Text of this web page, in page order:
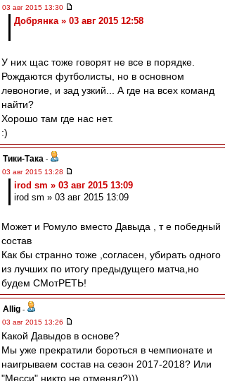
03 авг 2015 13:30
Добрянка » 03 авг 2015 12:58
У них щас тоже говорят не все в порядке.
Рождаются футболисты, но в основном
левоногие, и зад узкий... А где на всех команд
найти?
Хорошо там где нас нет.
:)
Тики-Така -
03 авг 2015 13:28
irod sm » 03 авг 2015 13:09
irod sm » 03 авг 2015 13:09
Может и Ромуло вместо Давыда , т е победный
состав
Как бы странно тоже ,согласен, убирать одного
из лучших по итогу предыдущего матча,но
будем СМотРЕТЬ!
Allig -
03 авг 2015 13:26
Какой Давыдов в основе?
Мы уже прекратили бороться в чемпионате и
наигрываем состав на сезон 2017-2018? Или
"Месси" никто не отменял?)))